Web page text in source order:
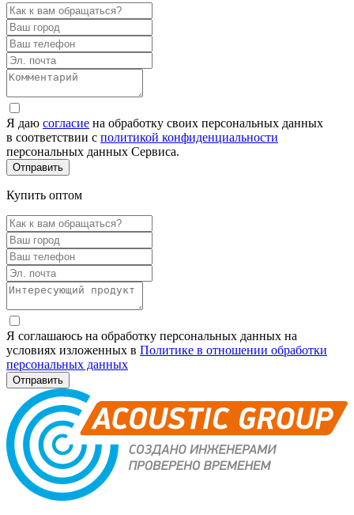
Я даю согласие на обработку своих персональных данных
в соответствии с политикой конфиденциальности
персональных данных Сервиса.
Купить оптом
Я соглашаюсь на обработку персональных данных на
условиях изложенных в Политике в отношении обработки
персональных данных